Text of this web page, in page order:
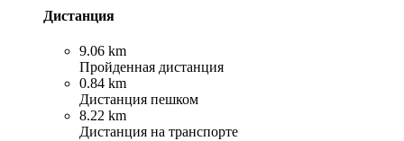
Дистанция
9.06 km
Пройденная дистанция
0.84 km
Дистанция пешком
8.22 km
Дистанция на транспорте